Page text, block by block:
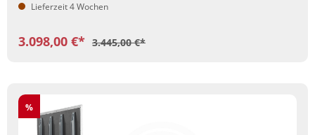
Lieferzeit 4 Wochen
3.098,00 €* 3.445,00 €*
Rabatt
%